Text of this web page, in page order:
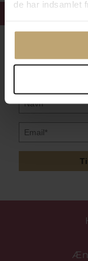
de har indsamlet